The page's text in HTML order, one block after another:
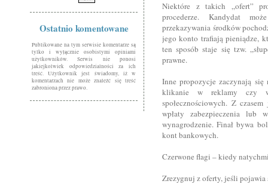
Ostatnio komentowane
Publikowane na tym serwisie komentarze są
tylko i wyłącznie osobistymi opiniami
użytkowników. Serwis nie ponosi
jakiejkolwiek odpowiedzialności za ich
treść. Użytkownik jest świadomy, iż w
komentarzach nie może znaleźć się treść
zabroniona przez prawo.
Niektóre z takich „ofert”
procederze. Kandydat
przekazywania środków
jego konto trafiają pieniądze,
ten sposób staje się tzw.
prawne.
Inne propozycje zaczynają
klikanie w reklamy czy
społecznościowych. Z
wpłaty zabezpieczenia lub
wynagrodzenie. Finał bywa
kont bankowych.
Czerwone flagi – kiedy
Zrezygnuj z oferty, jeśli